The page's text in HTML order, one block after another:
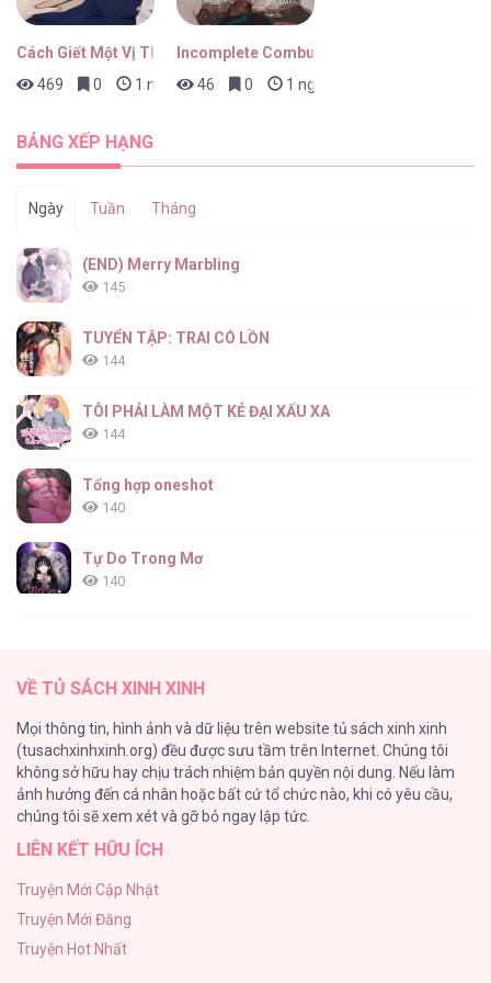
Dinh Thự Gỗ Mun [...] – Chap 26
Dinh Thự Gỗ Mun [...] – Chap 22
Cách Giết Một Vị Thân
469
0 1 ngày trước
Incomplete Combustion
46
0 1 ngày trước
BẢNG XẾP HẠNG
Ngày Tuần Tháng
(END) Merry Marbling
145
TUYỂN TẬP: TRAI CÓ LỒN
144
TÔI PHẢI LÀM MỘT KẺ ĐẠI XẤU XA
144
Tổng hợp oneshot
140
Tự Do Trong Mơ
140
102
Nguyện Ước Vô Vọng Của Ma Nữ
101
Đầm Sen Héo Úa
Phạm Luật
88
VỀ TỦ SÁCH XINH XINH
Mọi thông tin, hình ảnh và dữ liệu trên website tủ sách xinh xinh
(tusachxinhxinh.org) đều được sưu tầm trên Internet. Chúng tôi
không sở hữu hay chịu trách nhiệm bản quyền nội dung. Nếu làm
ảnh hưởng đến cá nhân hoặc bất cứ tổ chức nào, khi có yêu cầu,
chúng tôi sẽ xem xét và gỡ bỏ ngay lập tức.
LIÊN KẾT HỮU ÍCH
Truyện Mới Cập Nhật
Truyện Mới Đăng
Truyện Hot Nhất